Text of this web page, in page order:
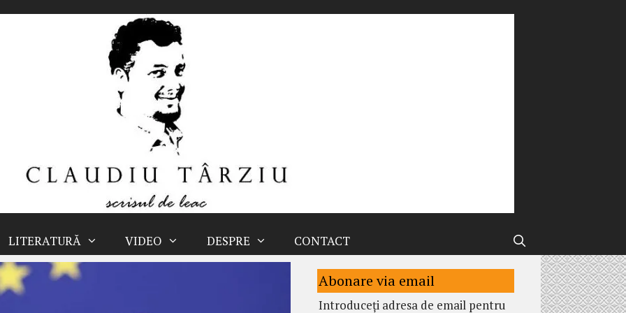
LITERATURĂ VIDEO DESPRE CONTACT
Abonare via email
Introduceți adresa de email pentru